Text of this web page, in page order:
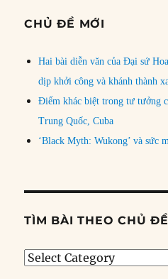
CHỦ ĐỀ MỚI
Hai bài diễn văn của Đại sứ
dịp khởi công và khánh thành
Điểm khác biệt trong tư tưởng
Trung Quốc, Cuba
‘Black Myth: Wukong’ và sức
TÌM BÀI THEO CHỦ ĐỀ
Tìm